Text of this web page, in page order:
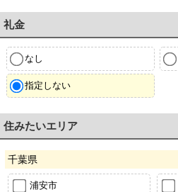
礼金
なし
指定しない
住みたいエリア
千葉県
浦安市